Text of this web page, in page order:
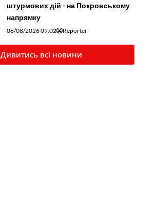
штурмових дій - на Покровському
напрямку
08/08/2026 09:02 Reporter
Дивитись всі новини